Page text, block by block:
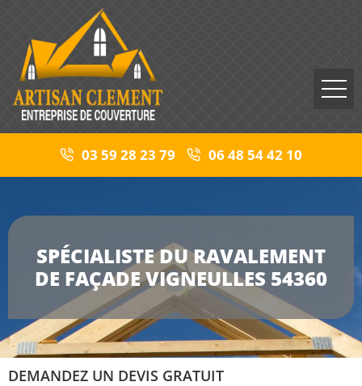
03 59 28 23 79 06 48 54 42 10
SPÉCIALISTE DU RAVALEMENT
DE FAÇADE VIGNEULLES 54360
DEMANDEZ UN DEVIS GRATUIT